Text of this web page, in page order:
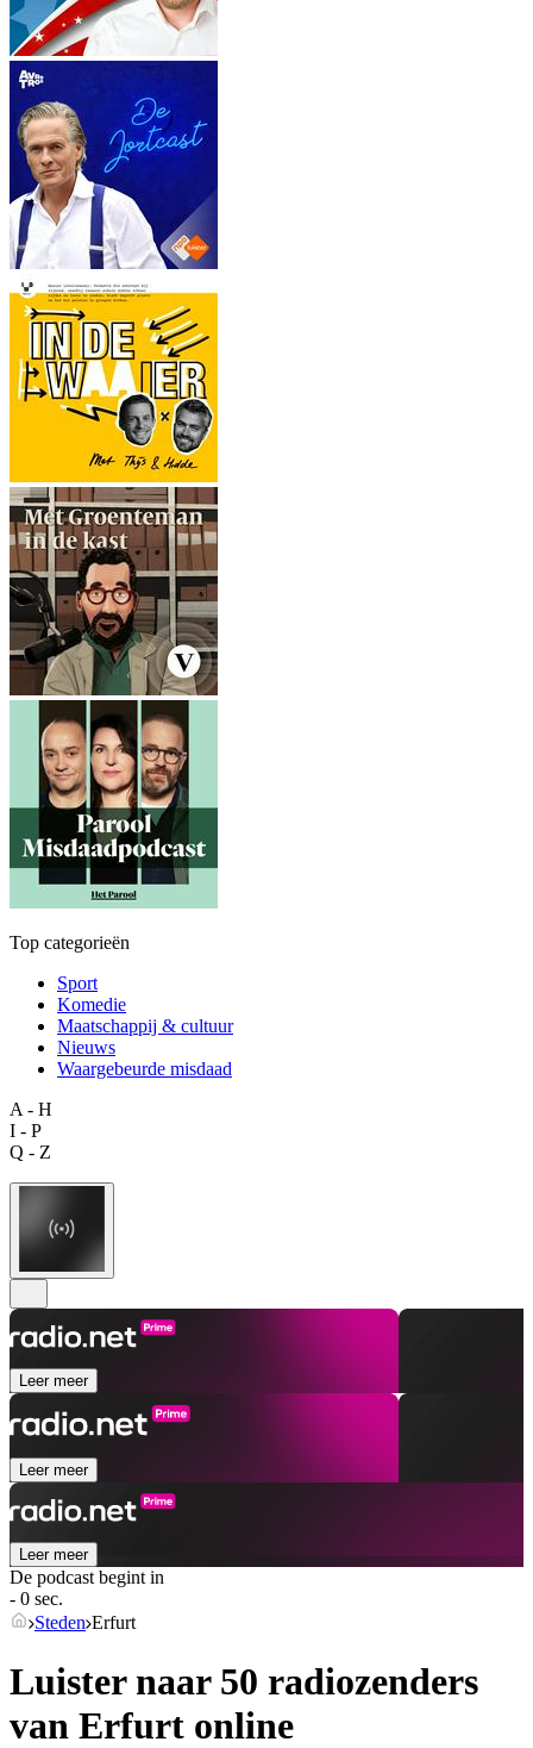
Top categorieën
Sport
Komedie
Maatschappij & cultuur
Nieuws
Waargebeurde misdaad
A - H
I - P
Q - Z
Leer meer
Leer meer
Leer meer
De podcast begint in
- 0 sec.
Steden Erfurt
Luister naar 50 radiozenders
van Erfurt online